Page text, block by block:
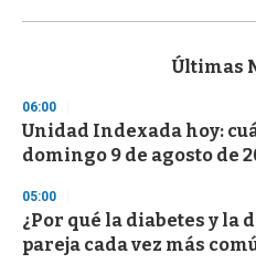
s
d
s
o
f
3
s
e
c
Últimas
06:00
Unidad Indexada hoy:
domingo 9 de agosto de
05:00
¿Por qué la diabetes y
pareja cada vez más